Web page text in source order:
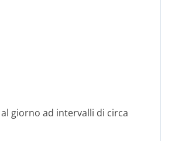
giorno ad intervalli di circa